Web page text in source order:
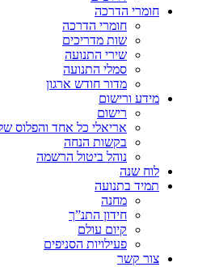
חומרי הדרכה
חומרי הדרכה
שות מדריכים
שירי התנועה
סמלי התנועה
מדור חודש ארגון
מידע ורישום
רישום
אריאלי כל אחד והפלוס שלו
בקשות הנחה
נוהל ביטול הרשמה
לוח שנה
תמיד בתנועה
מחנה
חידון התנ”ך
קיום עולם
פעילויות הסניפים
צור קשר